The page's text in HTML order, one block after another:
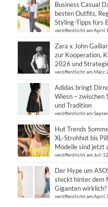
Business Casual
besten Outfits,
Styling-Tipps fürs
veröffentlicht am April
Zara x John
zur Kooperation,
2026 und
veröffentlicht am März
Adidas bringt
Wiesn – zwischen
und Tradition
veröffentlicht am
Hut Trends
XL-Strohhut bis
Modelle sind jetzt
veröffentlicht am Juli
Der Hype um
steckt hinter dem
Giganten wirklich?
veröffentlicht am April